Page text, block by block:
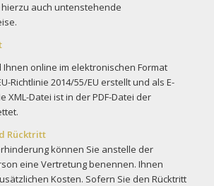
auch untenstehende
Ihnen online im elektronischen Format
Richtlinie 2014/55/EU erstellt und als E-
XML-Datei ist in der PDF-Datei der
Rücktritt
können Sie anstelle der
eine Vertretung benennen. Ihnen
Kosten. Sofern Sie den Rücktritt